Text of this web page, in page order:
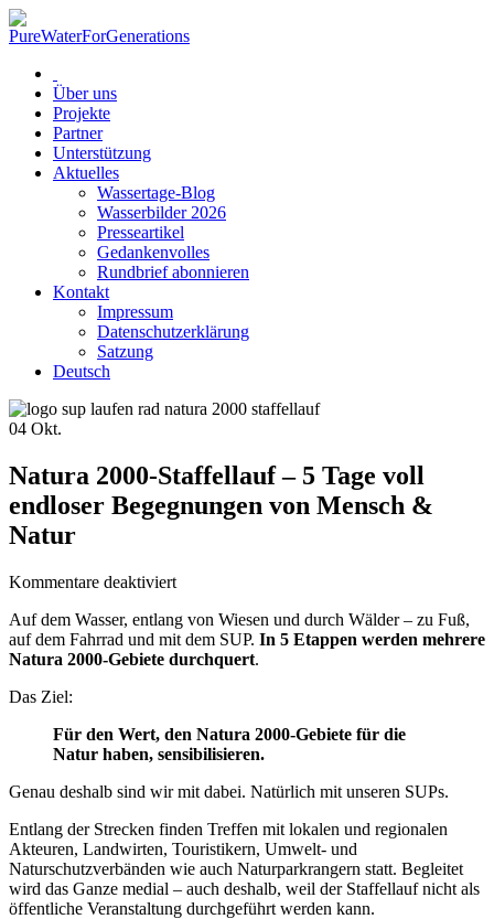
Über uns
Projekte
Partner
Unterstützung
Aktuelles
Wassertage-Blog
Wasserbilder 2026
Presseartikel
Gedankenvolles
Rundbrief abonnieren
Kontakt
Impressum
Datenschutzerklärung
Satzung
Deutsch
04 Okt.
Natura 2000-Staffellauf – 5 Tage voll
endloser Begegnungen von Mensch &
Natur
Kommentare deaktiviertfür
2000-
Staffellauf –
5
Begegnungen
von
&
Natur
Auf dem Wasser, entlang von Wiesen und durch Wälder – zu Fuß,
auf dem Fahrrad und mit dem SUP. In 5 Etappen werden mehrere
Natura 2000-Gebiete durchquert.
Das Ziel:
Für den Wert, den Natura 2000-Gebiete für die
Natur haben, sensibilisieren.
Genau deshalb sind wir mit dabei. Natürlich mit unseren SUPs.
Entlang der Strecken finden Treffen mit lokalen und regionalen
Akteuren, Landwirten, Touristikern, Umwelt- und
Naturschutzverbänden wie auch Naturparkrangern statt. Begleitet
wird das Ganze medial – auch deshalb, weil der Staffellauf nicht als
öffentliche Veranstaltung durchgeführt werden kann.